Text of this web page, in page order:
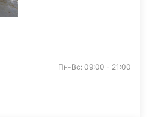
Пн-Вс: 09:00 - 21:00